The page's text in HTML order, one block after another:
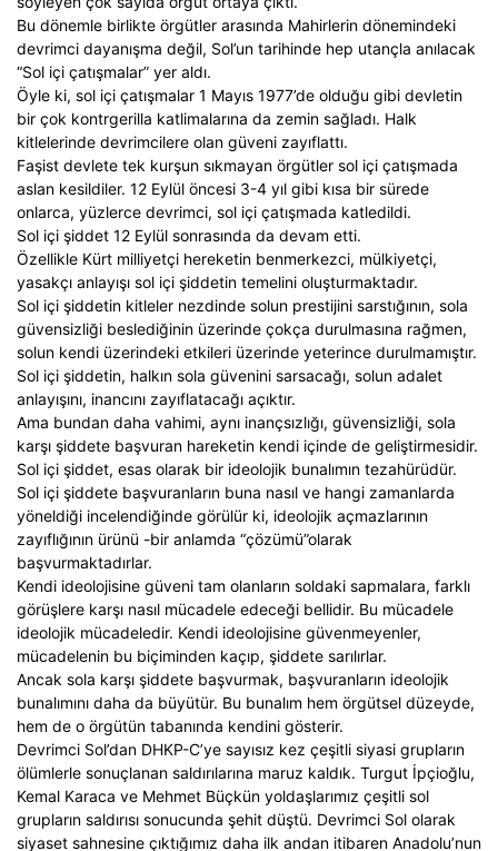
Bu dönemle birlikte örgütler arasında Mahirlerin dönemindeki
devrimci dayanışma değil, Sol’un tarihinde hep utançla anılacak
“Sol içi çatışmalar” yer aldı.
Öyle ki, sol içi çatışmalar 1 Mayıs 1977’de olduğu gibi devletin
bir çok kontrgerilla katlimalarına da zemin sağladı. Halk
kitlelerinde devrimcilere olan güveni zayıflattı.
Faşist devlete tek kurşun sıkmayan örgütler sol içi çatışmada
aslan kesildiler. 12 Eylül öncesi 3-4 yıl gibi kısa bir sürede
onlarca, yüzlerce devrimci, sol içi çatışmada katledildi.
Sol içi şiddet 12 Eylül sonrasında da devam etti.
Özellikle Kürt milliyetçi hereketin benmerkezci, mülkiyetçi,
yasakçı anlayışı sol içi şiddetin temelini oluşturmaktadır.
Sol içi şiddetin kitleler nezdinde solun prestijini sarstığının, sola
güvensizliği beslediğinin üzerinde çokça durulmasına rağmen,
solun kendi üzerindeki etkileri üzerinde yeterince durulmamıştır.
Sol içi şiddetin, halkın sola güvenini sarsacağı, solun adalet
anlayışını, inancını zayıflatacağı açıktır.
Ama bundan daha vahimi, aynı inançsızlığı, güvensizliği, sola
karşı şiddete başvuran hareketin kendi içinde de geliştirmesidir.
Sol içi şiddet, esas olarak bir ideolojik bunalımın tezahürüdür.
Sol içi şiddete başvuranların buna nasıl ve hangi zamanlarda
yöneldiği incelendiğinde görülür ki, ideolojik açmazlarının
zayıflığının ürünü -bir anlamda “çözümü”olarak
başvurmaktadırlar.
Kendi ideolojisine güveni tam olanların soldaki sapmalara, farklı
görüşlere karşı nasıl mücadele edeceği bellidir. Bu mücadele
ideolojik mücadeledir. Kendi ideolojisine güvenmeyenler,
mücadelenin bu biçiminden kaçıp, şiddete sarılırlar.
Ancak sola karşı şiddete başvurmak, başvuranların ideolojik
bunalımını daha da büyütür. Bu bunalım hem örgütsel düzeyde,
hem de o örgütün tabanında kendini gösterir.
Devrimci Sol’dan DHKP-C’ye sayısız kez çeşitli siyasi grupların
ölümlerle sonuçlanan saldırılarına maruz kaldık. Turgut İpçioğlu,
Kemal Karaca ve Mehmet Büçkün yoldaşlarımız çeşitli sol
grupların saldırısı sonucunda şehit düştü. Devrimci Sol olarak
siyaset sahnesine çıktığımız daha ilk andan itibaren Anadolu’nun